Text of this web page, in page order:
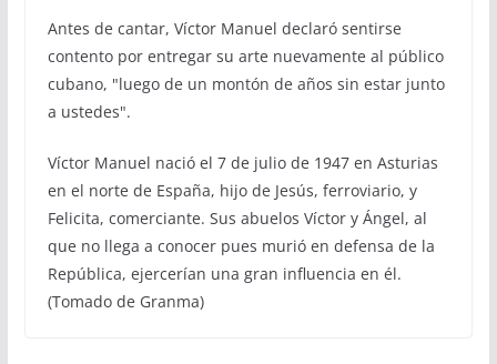
Antes de cantar, Víctor Manuel declaró sentirse
contento por entregar su arte nuevamente al público
cubano, "luego de un montón de años sin estar junto
a ustedes".
Víctor Manuel nació el 7 de julio de 1947 en Asturias
en el norte de España, hijo de Jesús, ferroviario, y
Felicita, comerciante. Sus abuelos Víctor y Ángel, al
que no llega a conocer pues murió en defensa de la
República, ejercerían una gran influencia en él.
(Tomado de Granma)